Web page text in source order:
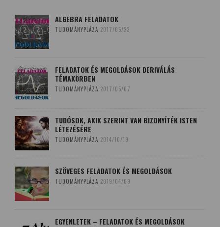
ALGEBRA FELADATOK
TUDOMÁNYPLÁZA 2017/05/23
FELADATOK ÉS MEGOLDÁSOK DERIVÁLÁS
TÉMAKÖRBEN
TUDOMÁNYPLÁZA 2017/05/07
TUDÓSOK, AKIK SZERINT VAN BIZONYÍTÉK ISTEN
LÉTEZÉSÉRE
TUDOMÁNYPLÁZA 2014/10/19
SZÖVEGES FELADATOK ÉS MEGOLDÁSOK
TUDOMÁNYPLÁZA 2019/04/09
EGYENLETEK – FELADATOK ÉS MEGOLDÁSOK